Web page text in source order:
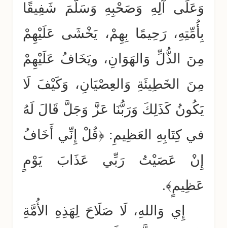
وَعَلَى آلِهِ وَصَحْبِهِ وَسَلَّمَ شَفِيقًا
بِأُمِّتِهِ، رَحِيمًا بِهِمْ، يَخْشَى عَلَيْهِمْ
مِنَ الذُّلِّ وَالهَوَانِ، ويَخَافُ عَلَيْهِمْ
مِنَ الخَطِيئَةِ وَالعِصْيَانِ، وَكَيْفَ لَا
يَكُونُ كَذَلِكَ وَرَبُّنَا عَزَّ وَجَلَّ قَالَ لَهُ
في كِتَابِهِ العَظِيمِ: ﴿قُلْ إِنِّي أَخَافُ
إِنْ عَصَيْتُ رَبِّي عَذَابَ يَوْمٍ
عَظِيمٍ﴾.
إِي وَاللهِ، لَا صَلَاحَ لِهَذِهِ الأُمَّةِ